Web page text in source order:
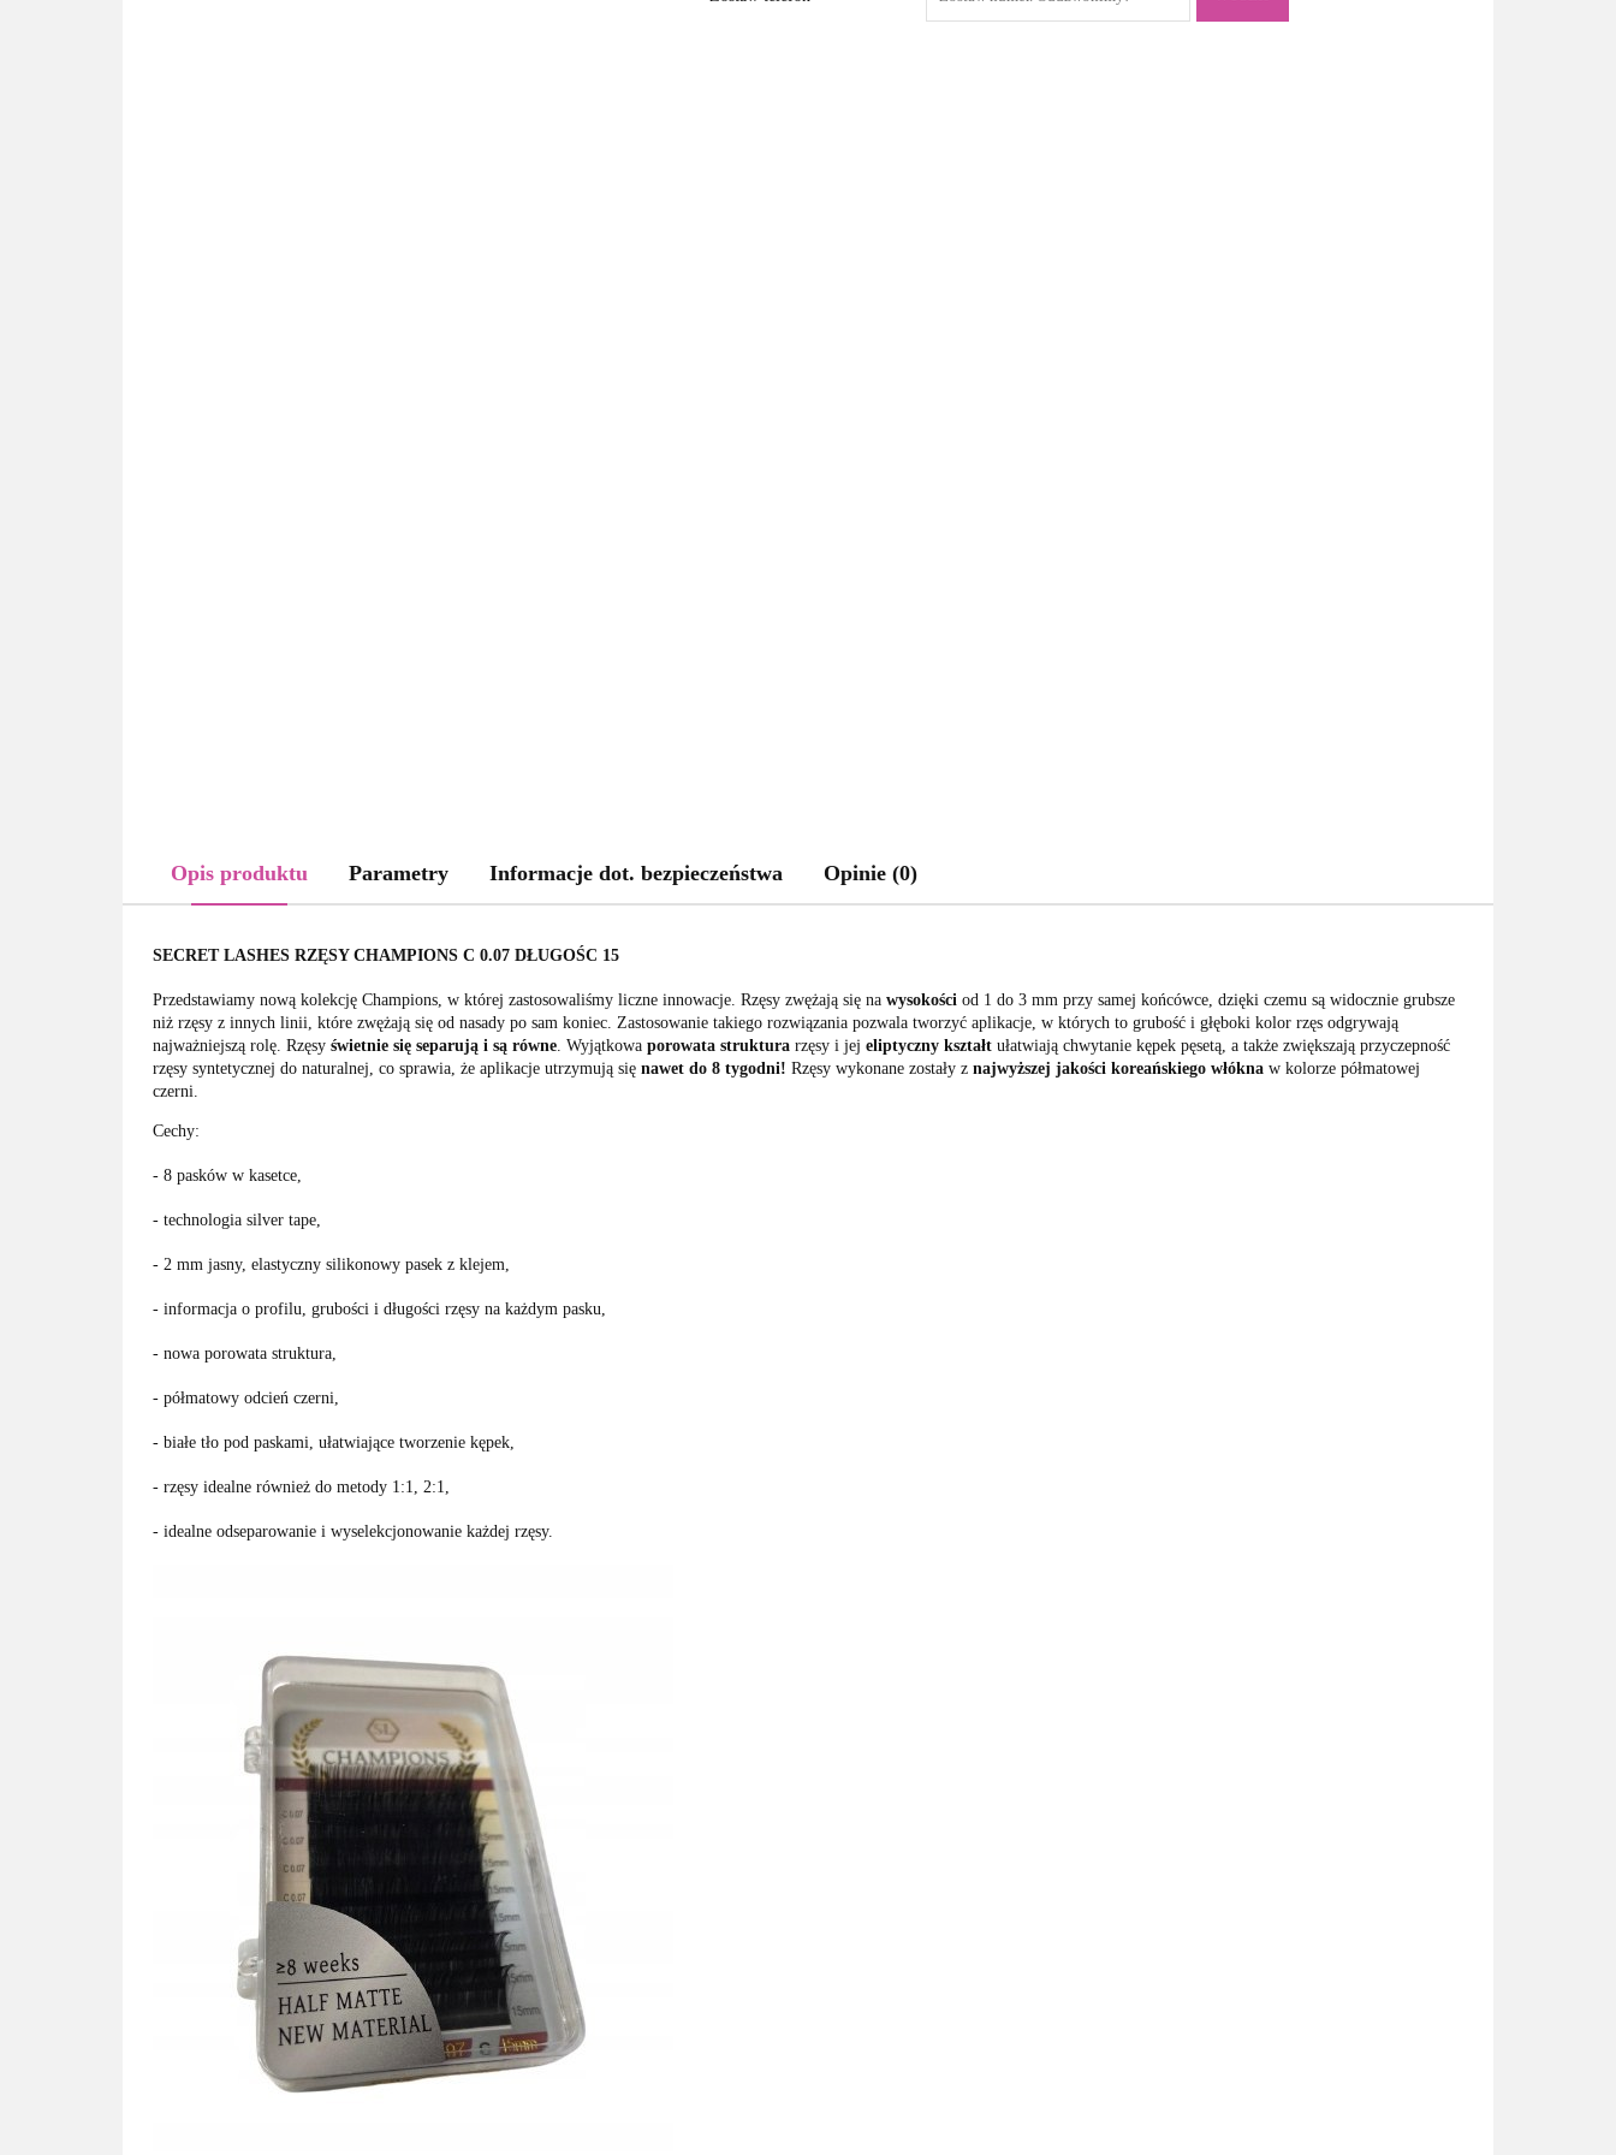
Opis produktu Parametry Informacje dot. bezpieczeństwa Opinie (0)
SECRET LASHES RZĘSY CHAMPIONS C 0.07 DŁUGOŚC 15
Przedstawiamy nową kolekcję Champions, w której zastosowaliśmy liczne innowacje. Rzęsy zwężają się na wysokości od 1 do 3 mm przy samej końcówce, dzięki czemu są widocznie grubsze
niż rzęsy z innych linii, które zwężają się od nasady po sam koniec. Zastosowanie takiego rozwiązania pozwala tworzyć aplikacje, w których to grubość i głęboki kolor rzęs odgrywają
najważniejszą rolę. Rzęsy świetnie się separują i są równe. Wyjątkowa porowata struktura rzęsy i jej eliptyczny kształt ułatwiają chwytanie kępek pęsetą, a także zwiększają przyczepność
rzęsy syntetycznej do naturalnej, co sprawia, że aplikacje utrzymują się nawet do 8 tygodni! Rzęsy wykonane zostały z najwyższej jakości koreańskiego włókna w kolorze półmatowej
czerni.
Cechy:
- 8 pasków w kasetce,
- technologia silver tape,
- 2 mm jasny, elastyczny silikonowy pasek z klejem,
- informacja o profilu, grubości i długości rzęsy na każdym pasku,
- nowa porowata struktura,
- półmatowy odcień czerni,
- białe tło pod paskami, ułatwiające tworzenie kępek,
- rzęsy idealne również do metody 1:1, 2:1,
- idealne odseparowanie i wyselekcjonowanie każdej rzęsy.